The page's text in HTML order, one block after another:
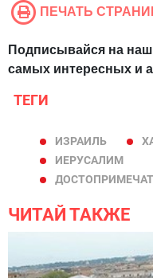
ПЕЧАТЬ
Подписывайся на наш
самых интересных и
ТЕГИ
ИЗРАИЛЬ
ИЕРУСАЛИМ
ЧИТАЙ ТАКЖЕ